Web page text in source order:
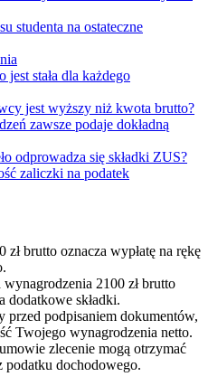
studenta na ostateczne
jest stała dla każdego
jest wyższy niż kwota brutto?
zawsze podaje dokładną
odprowadza się składki ZUS?
zaliczki na podatek
brutto oznacza wypłatę na rękę
2100 zł brutto
dodatkowe składki.
przed podpisaniem dokumentów,
Twojego wynagrodzenia netto.
zlecenie mogą otrzymać
dochodowego.